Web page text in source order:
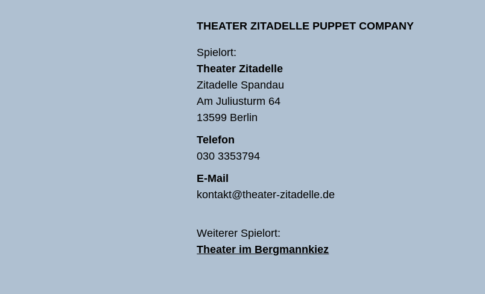
THEATER ZITADELLE PUPPET COMPANY
Spielort:
Theater Zitadelle
Zitadelle Spandau
Am Juliusturm 64
13599 Berlin
Telefon
030 3353794
E-Mail
kontakt@theater-zitadelle.de
Weiterer Spielort:
Theater im Bergmannkiez